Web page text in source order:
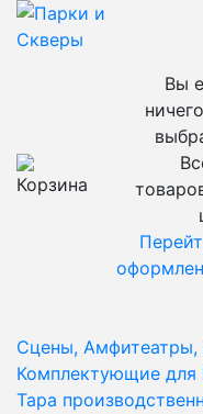
Вы
Сцены, Амфитеатры,
Комплектующие
Тара